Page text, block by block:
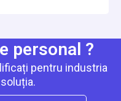
personal ?
pentru industria